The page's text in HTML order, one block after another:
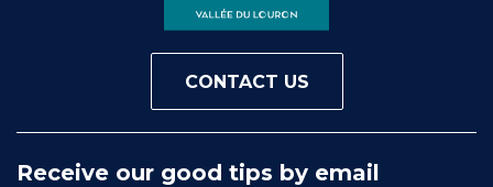
CONTACT US
Receive our good tips by email